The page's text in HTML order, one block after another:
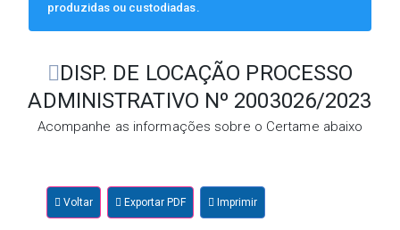
produzidas ou custodiadas.
DISP. DE LOCAÇÃO PROCESSO
ADMINISTRATIVO Nº 2003026/2023
Acompanhe as informações sobre o Certame abaixo
Voltar Exportar PDF Imprimir